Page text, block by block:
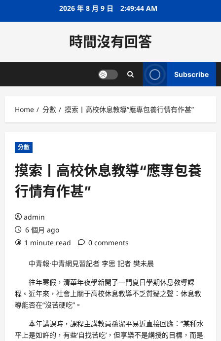
2026 年 8 月 9 日 2:49:45 AM
時間沒有回答
Subscribe
Home 分數 摸索丨高校休息教導“應專包養行情有作甚”
分數
摸索丨高校休息教導“應專包養
行情有作甚”
admin
6 個月 ago
1 minute read
0 comments
中青報·中青網見習記者 李思 記者 樊未晨
往年寒假，清華年夜學新開了一門夏日學期休息教導課
程。近年來，社會上關于高校休息教導不乏質疑之聲：休息教
導能否在“沒苦硬吃”。
本年講課時，課程主講教員孫潔平易近直接回應：“某種水
平上是如許的，有些‘自找苦吃’，但享樂不是講授的目標，而是